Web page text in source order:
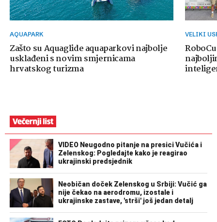
AQUAPARK
Zašto su Aquaglide aquaparkovi najbolje
usklađeni s novim smjernicama
hrvatskog turizma
VELIKI